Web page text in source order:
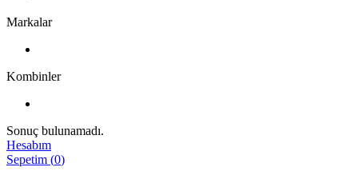
Markalar
Kombinler
Sonuç bulunamadı.
Hesabım
Sepetim (0)